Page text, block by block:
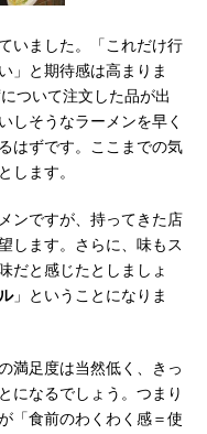
いました。「これだけ行
」と期待感は高まりま
ついて注文した品が出
しそうなラーメンを早く
はずです。ここまでの気
します。
ンですが、持ってきた店
します。さらに、味もス
だと感じたとしましょ
」ということになりま
満足度は当然低く、きっ
になるでしょう。つまり
「食前のわくわく感＝使